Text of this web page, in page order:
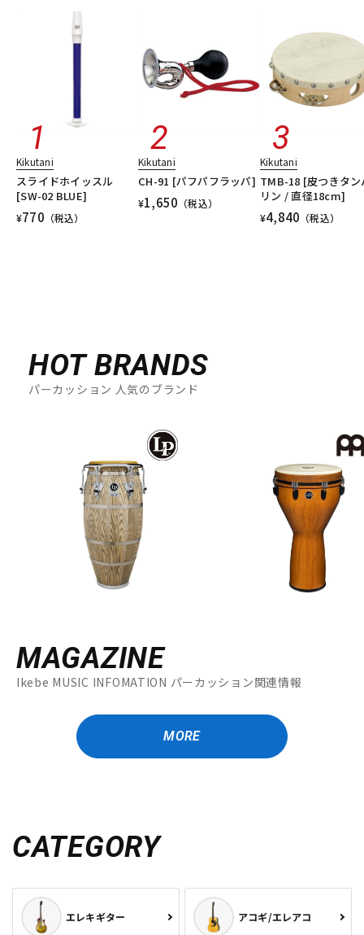
Kikutani
スライドホイッスル
[SW-02 BLUE]
¥770 （税込）
Kikutani
CH-91 [パフパフラッパ]
¥1,650 （税込）
Kikutani
TMB-18 [皮つきタン
リン / 直径18cm]
¥4,840 （税込）
HOT BRANDS
パーカッション 人気のブランド
MAGAZINE
Ikebe MUSIC INFOMATION パーカッション関連情報
MORE
CATEGORY
エレキギター アコギ/エレアコ